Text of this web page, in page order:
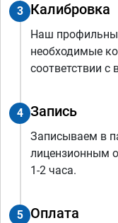
3 Калибровка
Наш
необходимые
соответствии
4 Запись
Записываем в
лицензионным
1-2 часа.
5 Оплата